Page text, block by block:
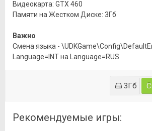
Видеокарта: GTX 460
Памяти на Жестком Диске: 3Гб
Важно
Смена языка -
Language=INT на Language=RUS
3Гб
Рекомендуемые игры: